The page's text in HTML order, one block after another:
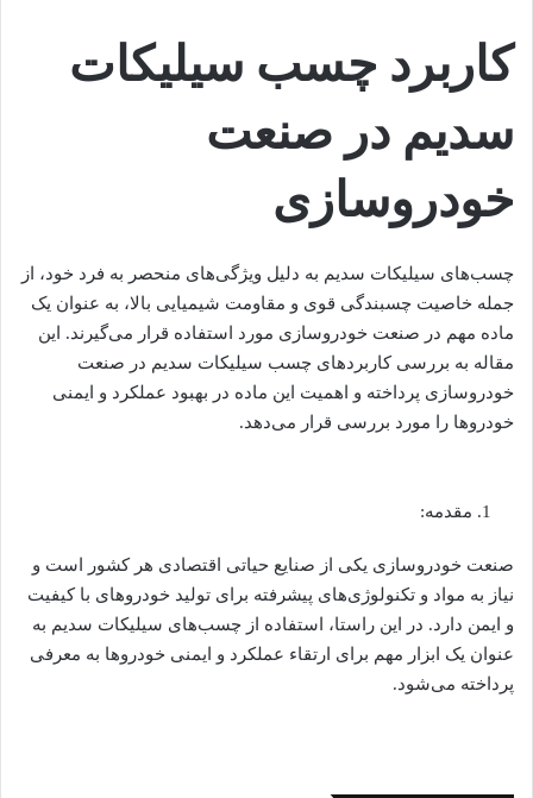
کاربرد چسب سیلیکات
سدیم در صنعت
خودروسازی
چسب‌های سیلیکات سدیم به دلیل ویژگی‌های منحصر به فرد خود، از
جمله خاصیت چسبندگی قوی و مقاومت شیمیایی بالا، به عنوان یک
ماده مهم در صنعت خودروسازی مورد استفاده قرار می‌گیرند. این
مقاله به بررسی کاربردهای چسب سیلیکات سدیم در صنعت
خودروسازی پرداخته و اهمیت این ماده در بهبود عملکرد و ایمنی
خودروها را مورد بررسی قرار می‌دهد.
مقدمه:
صنعت خودروسازی یکی از صنایع حیاتی اقتصادی هر کشور است و
نیاز به مواد و تکنولوژی‌های پیشرفته برای تولید خودروهای با کیفیت
و ایمن دارد. در این راستا، استفاده از چسب‌های سیلیکات سدیم به
عنوان یک ابزار مهم برای ارتقاء عملکرد و ایمنی خودروها به معرفی
پرداخته می‌شود.